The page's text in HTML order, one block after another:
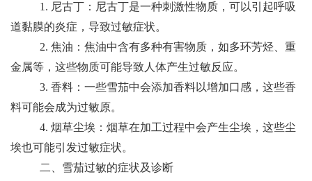
1. 尼古丁：尼古丁是一种刺激性物质，可以引起呼吸
道黏膜的炎症，导致过敏症状。
2. 焦油：焦油中含有多种有害物质，如多环芳烃、重
金属等，这些物质可能导致人体产生过敏反应。
3. 香料：一些雪茄中会添加香料以增加口感，这些香
料可能会成为过敏原。
4. 烟草尘埃：烟草在加工过程中会产生尘埃，这些尘
埃也可能引发过敏症状。
二、雪茄过敏的症状及诊断